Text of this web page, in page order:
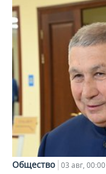
Общество 03 авг, 00:00